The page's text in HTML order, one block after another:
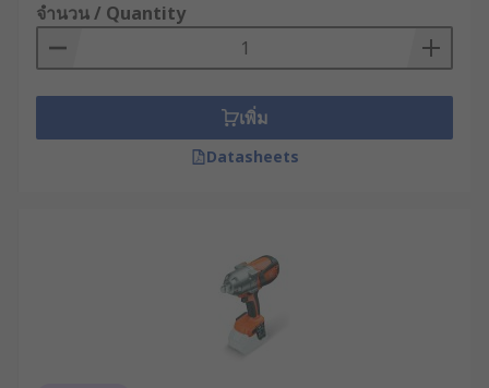
จำนวน / Quantity
เพิ่ม
Datasheets